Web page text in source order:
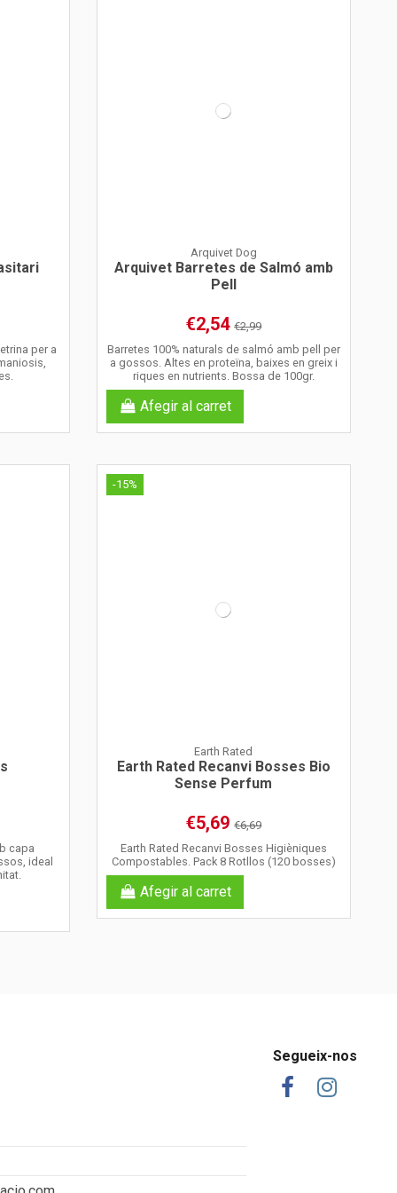
per a
Arquivet Dog
Arquivet Barretes de Salmó amb
Pell
€2,54€2,99
Barretes 100% naturals de salmó amb pell per
a gossos. Altes en proteïna, baixes en greix i
riques en nutrients. Bossa de 100gr.
Afegir al carret
capa
ideal
-15%
Earth Rated
Earth Rated Recanvi Bosses Bio
Sense Perfum
€5,69€6,69
Earth Rated Recanvi Bosses Higièniques
Compostables. Pack 8 Rotllos (120 bosses)
Afegir al carret
Segueix-nos